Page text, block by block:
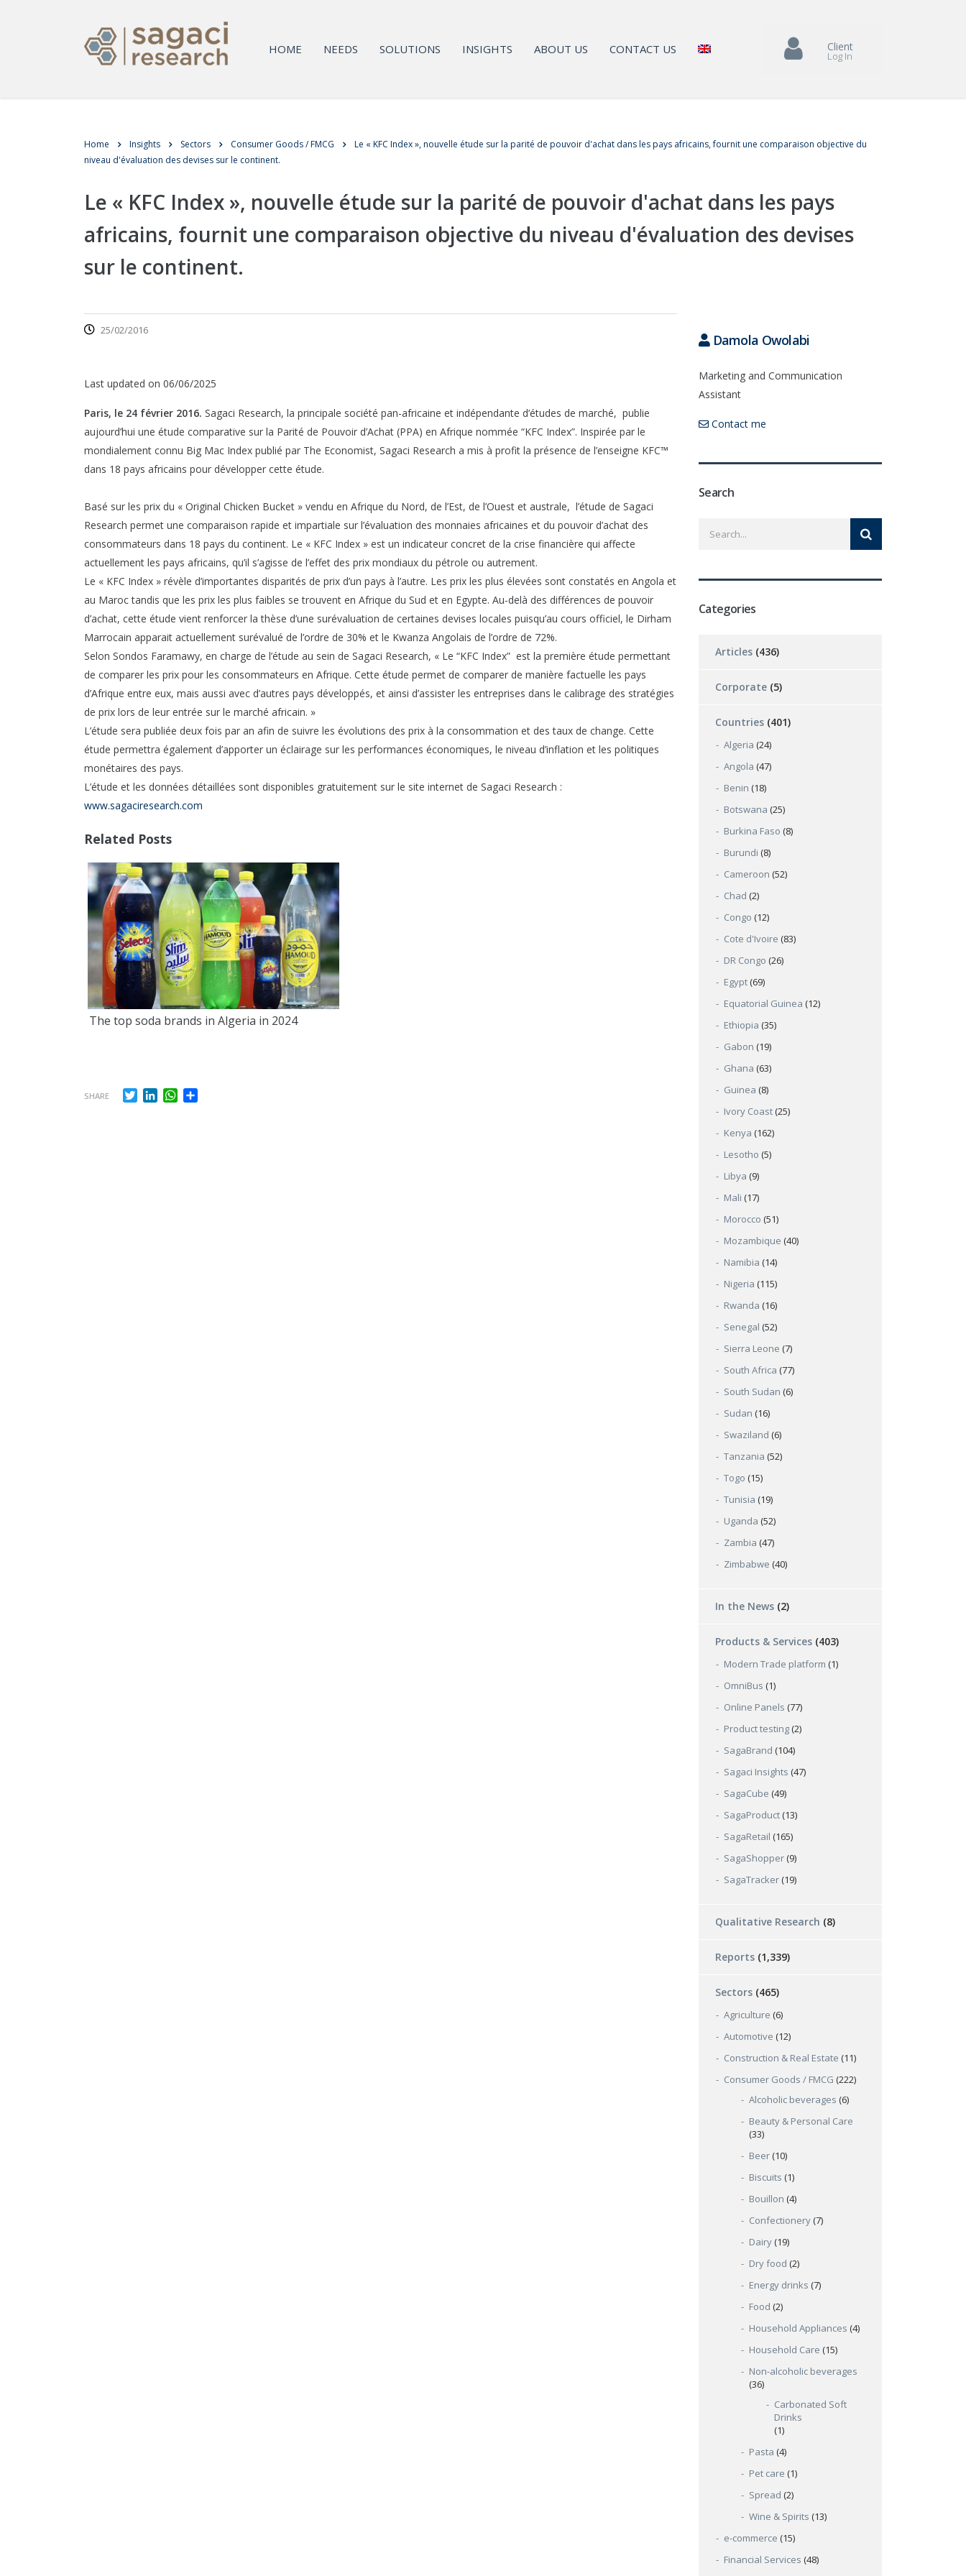
HOME NEEDS SOLUTIONS INSIGHTS ABOUT US CONTACT US Client
Log In
Home Insights Sectors Consumer Goods / FMCG
Le « KFC Index », nouvelle étude sur la parité de pouvoir d'achat dans les pays africains, fournit une comparaison objective du
niveau d'évaluation des devises sur le continent.
Le « KFC Index », nouvelle étude sur la parité de pouvoir d'achat dans les pays
africains, fournit une comparaison objective du niveau d'évaluation des devises
sur le continent.
25/02/2016
Last updated on 06/06/2025
Paris, le 24 février 2016. Sagaci Research, la principale société pan-africaine et indépendante d’études de marché, publie
aujourd’hui une étude comparative sur la Parité de Pouvoir d’Achat (PPA) en Afrique nommée “KFC Index”. Inspirée par le
mondialement connu Big Mac Index publié par The Economist, Sagaci Research a mis à profit la présence de l’enseigne KFC™
dans 18 pays africains pour développer cette étude.
Basé sur les prix du « Original Chicken Bucket » vendu en Afrique du Nord, de l’Est, de l’Ouest et australe, l’étude de Sagaci
Research permet une comparaison rapide et impartiale sur l’évaluation des monnaies africaines et du pouvoir d’achat des
consommateurs dans 18 pays du continent. Le « KFC Index » est un indicateur concret de la crise financière qui affecte
actuellement les pays africains, qu’il s’agisse de l’effet des prix mondiaux du pétrole ou autrement.
Le « KFC Index » révèle d’importantes disparités de prix d’un pays à l’autre. Les prix les plus élevées sont constatés en Angola et
au Maroc tandis que les prix les plus faibles se trouvent en Afrique du Sud et en Egypte. Au-delà des différences de pouvoir
d’achat, cette étude vient renforcer la thèse d’une surévaluation de certaines devises locales puisqu’au cours officiel, le Dirham
Marrocain apparait actuellement surévalué de l’ordre de 30% et le Kwanza Angolais de l’ordre de 72%.
Selon Sondos Faramawy, en charge de l’étude au sein de Sagaci Research, « Le “KFC Index” est la première étude permettant
de comparer les prix pour les consommateurs en Afrique. Cette étude permet de comparer de manière factuelle les pays
d’Afrique entre eux, mais aussi avec d’autres pays développés, et ainsi d’assister les entreprises dans le calibrage des stratégies
de prix lors de leur entrée sur le marché africain. »
L’étude sera publiée deux fois par an afin de suivre les évolutions des prix à la consommation et des taux de change. Cette
étude permettra également d’apporter un éclairage sur les performances économiques, le niveau d’inflation et les politiques
monétaires des pays.
L’étude et les données détaillées sont disponibles gratuitement sur le site internet de Sagaci Research :
www.sagaciresearch.com
Related Posts
The top soda brands in Algeria in 2024
SHARE TwitterLinkedInWhatsApp
Damola Owolabi
Marketing and Communication
Assistant
Contact me
Search
Categories
Articles (436)
Corporate (5)
Countries (401)
Algeria (24)
Angola (47)
Benin (18)
Botswana (25)
Burkina Faso (8)
Burundi (8)
Cameroon (52)
Chad (2)
Congo (12)
Cote d'Ivoire (83)
DR Congo (26)
Egypt (69)
Equatorial Guinea (12)
Ethiopia (35)
Gabon (19)
Ghana (63)
Guinea (8)
Ivory Coast (25)
Kenya (162)
Lesotho (5)
Libya (9)
Mali (17)
Morocco (51)
Mozambique (40)
Namibia (14)
Nigeria (115)
Rwanda (16)
Senegal (52)
Sierra Leone (7)
South Africa (77)
South Sudan (6)
Sudan (16)
Swaziland (6)
Tanzania (52)
Togo (15)
Tunisia (19)
Uganda (52)
Zambia (47)
Zimbabwe (40)
In the News (2)
Products & Services (403)
Modern Trade platform (1)
OmniBus (1)
Online Panels (77)
Product testing (2)
SagaBrand (104)
Sagaci Insights (47)
SagaCube (49)
SagaProduct (13)
SagaRetail (165)
SagaShopper (9)
SagaTracker (19)
Qualitative Research (8)
Reports (1,339)
Sectors (465)
Agriculture (6)
Automotive (12)
Construction & Real Estate (11)
Consumer Goods / FMCG (222)
Alcoholic beverages (6)
Beauty & Personal Care
(33)
Beer (10)
Biscuits (1)
Bouillon (4)
Confectionery (7)
Dairy (19)
Dry food (2)
Energy drinks (7)
Food (2)
Household Appliances (4)
Household Care (15)
Non-alcoholic beverages
(36)
Carbonated Soft
Drinks
(1)
Pasta (4)
Pet care (1)
Spread (2)
Wine & Spirits (13)
e-commerce (15)
Financial Services (48)